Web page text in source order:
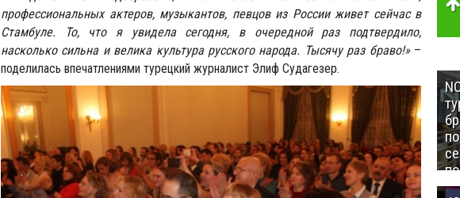
профессиональных актеров, музыкантов, певцов из России живет сейчас в
Стамбуле. То, что я увидела сегодня, в очередной раз подтвердило,
насколько сильна и велика культура русского народа. Тысячу раз браво!»–
поделилась впечатлениями турецкий журналист Элиф Судагезер.